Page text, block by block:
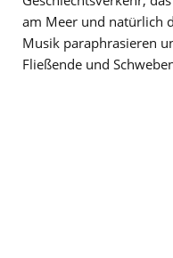
am Meer und natürlich
Musik paraphrasieren
Fließende und